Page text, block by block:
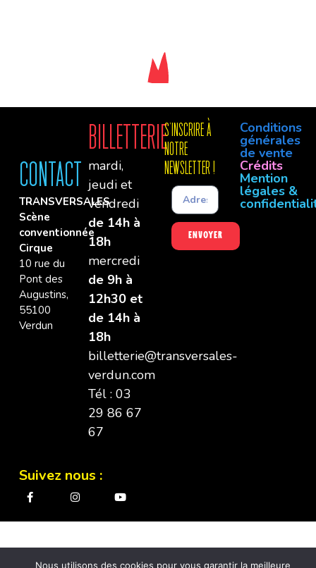
Contact
TRANSVERSALES
Scène
conventionnée
Cirque
10 rue du
Pont des
Augustins,
55100
Verdun
Billetterie
mardi,
jeudi et
vendredi
de 14h à
18h
mercredi
de 9h à
12h30 et
de 14h à
18h
billetterie@transversales-
verdun.com
Tél : 03
29 86 67
67
S'INSCRIre à
notre
newsletter !
Envoyer
Conditions
générales
de vente
Crédits
Mention
légales &
Suivez nous :
Nous utilisons des cookies pour vous garantir la meilleure